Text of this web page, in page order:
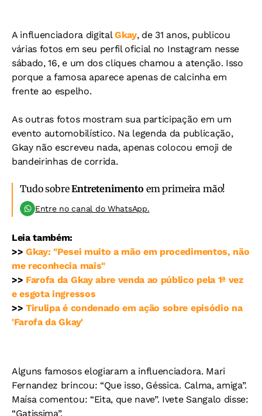
A influenciadora digitalGkay, de 31 anos, publicou
várias fotos em seu perfil oficial no Instagram nesse
sábado, 16, e um dos cliques chamou a atenção. Isso
porque a famosa aparece apenas de calcinha em
frente ao espelho.
As outras fotos mostram sua participação em um
evento automobilístico. Na legenda da publicação,
Gkay não escreveu nada, apenas colocou emoji de
bandeirinhas de corrida.
Tudo sobreEntretenimento em primeira mão!
Entre no canal do WhatsApp.
Leia também:
>>Gkay: "Pesei muito a mão em procedimentos, não
me reconhecia mais"
>> Farofa da Gkay abre venda ao público pela 1ª vez
e esgota ingressos
>>Tirulipa é condenado em ação sobre episódio na
'Farofa da Gkay'
Alguns famosos elogiaram a influenciadora. Mari
Fernandez brincou: “Que isso, Géssica. Calma, amiga”.
Maísa comentou: “Eita, que nave”. Ivete Sangalo disse:
“Gatissima”.